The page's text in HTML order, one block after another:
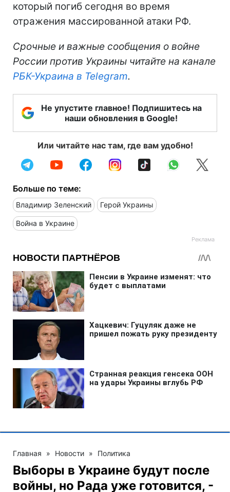
который погиб сегодня во время
отражения массированной атаки РФ.
Срочные и важные сообщения о войне
России против Украины читайте на канале
РБК-Украина в Telegram.
Не упустите главное! Подпишитесь на
наши обновления в Google!
Или читайте нас там, где вам удобно!
Больше по теме:
Владимир Зеленский Герой Украины
Война в Украине
Главная » Новости » Политика
Выборы в Украине будут после
войны, но Рада уже готовится, -